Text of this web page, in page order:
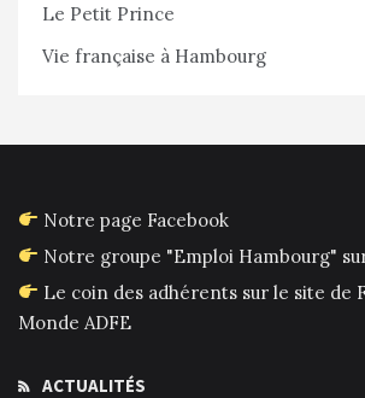
Le Petit Prince
Vie française à Hambourg
Notre page Facebook
Notre groupe "Emploi Hambourg"
Le coin des adhérents sur le site de
Monde ADFE
ACTUALITÉS